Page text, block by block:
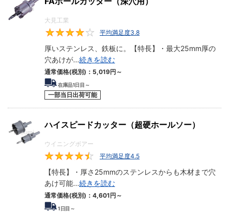
大見工業
平均満足度3.8
厚いステンレス、鉄板に。【特長】・最大25mm厚の
穴あけが...続きを読む
通常価格(税別)： 5,019円 ～
在庫品1日目～
一部当日出荷可能
ハイスピードカッター（超硬ホールソー）
ウイニングボアー
平均満足度4.5
【特長】・厚さ25mmのステンレスからも木材まで穴
あけ可能...続きを読む
通常価格(税別)： 4,601円 ～
1日目～